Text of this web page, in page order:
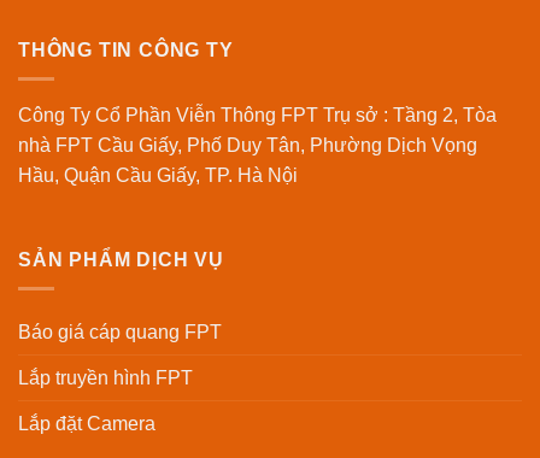
THÔNG TIN CÔNG TY
Công Ty Cổ Phần Viễn Thông FPT Trụ sở : Tầng 2, Tòa
nhà FPT Cầu Giấy, Phố Duy Tân, Phường Dịch Vọng
Hầu, Quận Cầu Giấy, TP. Hà Nội
SẢN PHẨM DỊCH VỤ
Báo giá cáp quang FPT
Lắp truyền hình FPT
Lắp đặt Camera